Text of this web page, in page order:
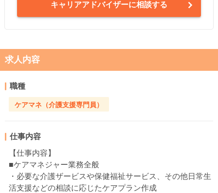
キャリアアドバイザーに相談する
求人内容
職種
ケアマネ（介護支援専門員）
仕事内容
【仕事内容】
■ケアマネジャー業務全般
・必要な介護ザービスや保健福祉サービス、その他日常生
活支援などの相談に応じたケアプラン作成